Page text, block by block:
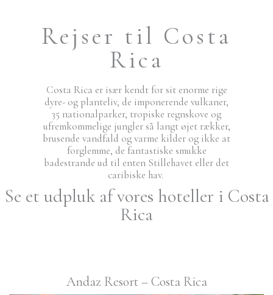
Rejser til Costa
Rica
Costa Rica er især kendt for sit enorme rige
dyre- og planteliv, de imponerende vulkaner,
35 nationalparker, tropiske regnskove og
ufremkommelige jungler så langt øjet rækker,
brusende vandfald og varme kilder og ikke at
forglemme, de fantastiske smukke
badestrande ud til enten Stillehavet eller det
caribiske hav.
Se et udpluk af vores hoteller i Costa
Rica
Andaz Resort – Costa Rica